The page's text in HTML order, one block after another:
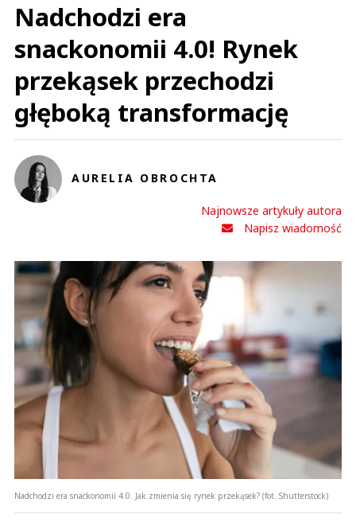
Nadchodzi era
snackonomii 4.0! Rynek
przekąsek przechodzi
głęboką transformację
AURELIA OBROCHTA
Najnowsze artykuły autora
Napisz wiadomość
Nadchodzi era snackonomii 4.0. Jak zmienia się rynek przekąsek? (fot. Shutterstock)